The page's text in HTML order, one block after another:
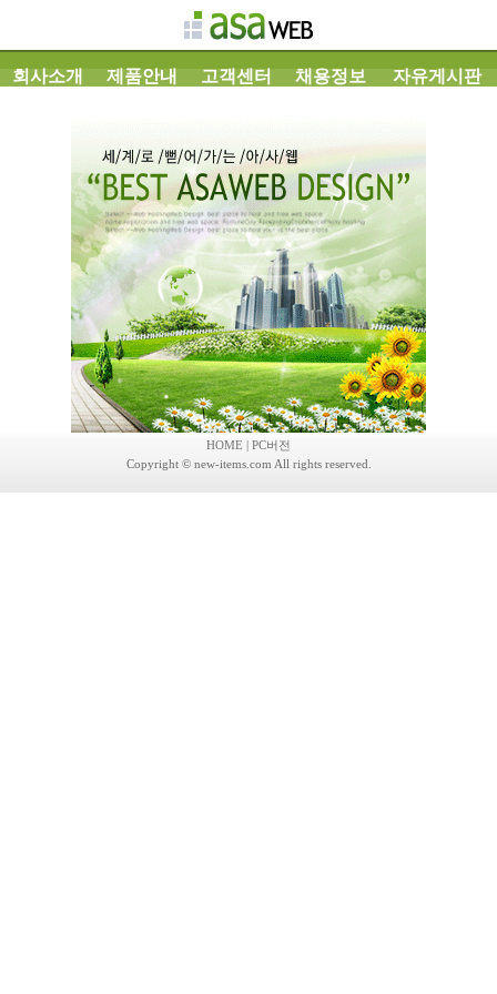
회사소개 제품안내 고객센터 채용정보 자유게시판
HOME | PC버전
Copyright © new-items.com All rights reserved.